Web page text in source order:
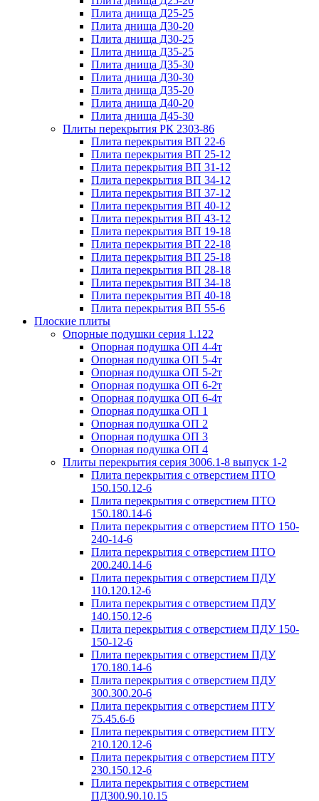
Плита днища Д25-25
Плита днища Д30-20
Плита днища Д30-25
Плита днища Д35-25
Плита днища Д35-30
Плита днища Д30-30
Плита днища Д35-20
Плита днища Д40-20
Плита днища Д45-30
Плиты перекрытия РК 2303-86
Плита перекрытия ВП 22-6
Плита перекрытия ВП 25-12
Плита перекрытия ВП 31-12
Плита перекрытия ВП 34-12
Плита перекрытия ВП 37-12
Плита перекрытия ВП 40-12
Плита перекрытия ВП 43-12
Плита перекрытия ВП 19-18
Плита перекрытия ВП 22-18
Плита перекрытия ВП 25-18
Плита перекрытия ВП 28-18
Плита перекрытия ВП 34-18
Плита перекрытия ВП 40-18
Плита перекрытия ВП 55-6
Плоские плиты
Опорные подушки серия 1.122
Опорная подушка ОП 4-4т
Опорная подушка ОП 5-4т
Опорная подушка ОП 5-2т
Опорная подушка ОП 6-2т
Опорная подушка ОП 6-4т
Опорная подушка ОП 1
Опорная подушка ОП 2
Опорная подушка ОП 3
Опорная подушка ОП 4
Плиты перекрытия серия 3006.1-8 выпуск 1-2
Плита перекрытия с отверстием ПТО
150.150.12-6
Плита перекрытия с отверстием ПТО
150.180.14-6
Плита перекрытия с отверстием ПТО 150-
240-14-6
Плита перекрытия с отверстием ПТО
200.240.14-6
Плита перекрытия с отверстием ПДУ
110.120.12-6
Плита перекрытия с отверстием ПДУ
140.150.12-6
Плита перекрытия с отверстием ПДУ 150-
150-12-6
Плита перекрытия с отверстием ПДУ
170.180.14-6
Плита перекрытия с отверстием ПДУ
300.300.20-6
Плита перекрытия с отверстием ПТУ
75.45.6-6
Плита перекрытия с отверстием ПТУ
210.120.12-6
Плита перекрытия с отверстием ПТУ
230.150.12-6
Плита перекрытия с отверстием
ПД300.90.10.15